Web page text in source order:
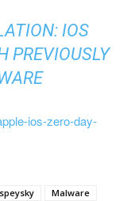
IOS
PREVIOUSLY
ios-zero-day-
Malware